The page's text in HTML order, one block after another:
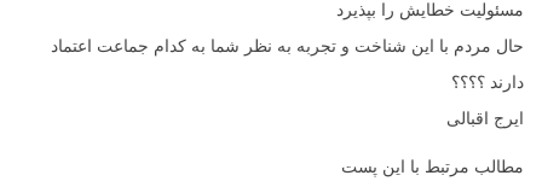
مسئولیت خطایش را بپذیرد
حال مردم با این شناخت و تجربه به نظر شما به کدام جماعت اعتماد
دارند ؟؟؟؟
ایرج اقبالی
مطالب مرتبط با این پست